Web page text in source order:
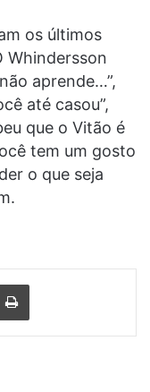
os últimos
Whindersson
aprende…”,
até casou”,
que o Vitão é
tem um gosto
o que seja
mail Imprimir